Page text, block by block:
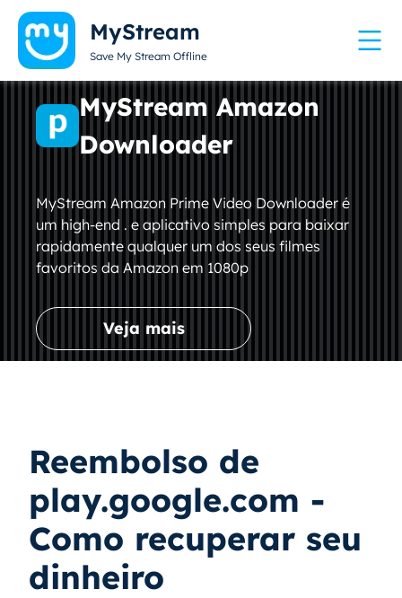
MyStream
Save My Stream Offline
MyStream Amazon
Downloader
MyStream Amazon Prime Video Downloader é
um high-end . e aplicativo simples para baixar
rapidamente qualquer um dos seus filmes
favoritos da Amazon em 1080p
Veja mais
Reembolso de
play.google.com -
Como recuperar seu
dinheiro